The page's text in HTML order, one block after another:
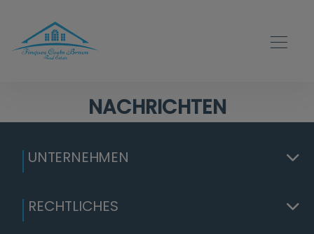
NACHRICHTEN
UNTERNEHMEN
RECHTLICHES